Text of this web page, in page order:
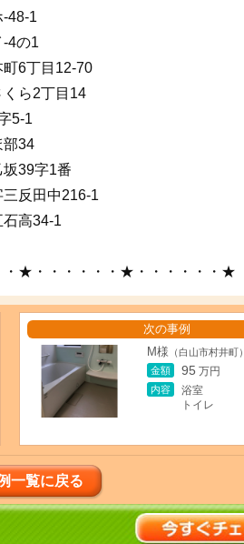
48-1
4の1
6丁目12-70
ら2丁目14
5-1
34
39字1番
反田中216-1
高34-1
★・・・・・・★・・・・・・★
次の事例
M様 （白山市村井町）
金額
95 万円
内容
浴室
トイレ
一覧に戻る